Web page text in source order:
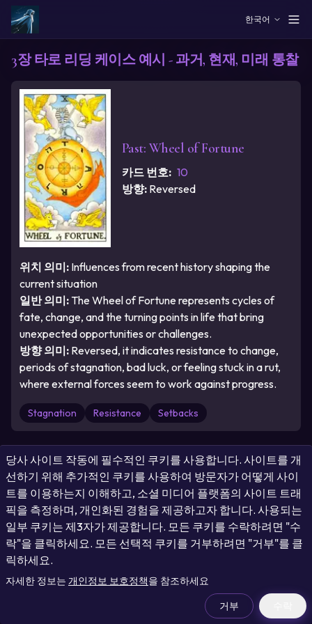
한국어
3장 타로 리딩 케이스 예시 - 과거, 현재, 미래 통찰
Past: Wheel of Fortune
카드 번호: 10
방향: Reversed
위치 의미: Influences from recent history shaping the
current situation
일반 의미: The Wheel of Fortune represents cycles of
fate, change, and the turning points in life that bring
unexpected opportunities or challenges.
방향 의미: Reversed, it indicates resistance to change,
periods of stagnation, bad luck, or feeling stuck in a rut,
where external forces seem to work against progress.
Stagnation Resistance Setbacks
Present :Death
카드 번호: 13
당사 사이트 작동에 필수적인 쿠키를 사용합니다. 사이트를 개
선하기 위해 추가적인 쿠키를 사용하여 방문자가 어떻게 사이
트를 이용하는지 이해하고, 소셜 미디어 플랫폼의 사이트 트래
픽을 측정하며, 개인화된 경험을 제공하고자 합니다. 사용되는
일부 쿠키는 제3자가 제공합니다. 모든 쿠키를 수락하려면 "수
락"을 클릭하세요. 모든 선택적 쿠키를 거부하려면 "거부"를 클
릭하세요.
자세한 정보는 개인정보 보호정책을 참조하세요
거부